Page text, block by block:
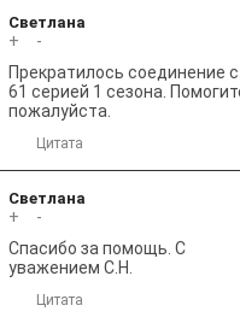
Светлана
+
-
Прекратилось соединение с
61 серией 1 сезона.
пожалуйста.
Цитата
Светлана
+
-
Спасибо за помощь. С
уважением С.Н.
Цитата